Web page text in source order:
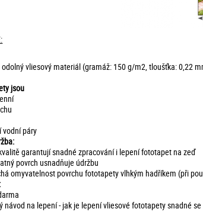
vliesový materiál (gramáž: 150 g/m2, tloušťka: 0,22
jsou
vodní páry
garantují snadné zpracování i lepení fototapet na zeď
povrch usnadňuje údržbu
omyvatelnost povrchu fototapety vlhkým hadříkem (při
návod na lepení - jak je lepení vliesové fototapety snadné